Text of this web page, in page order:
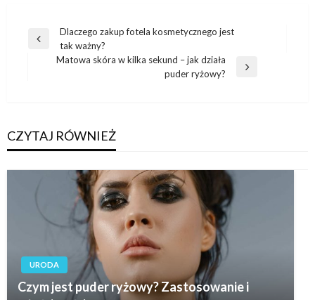
Nawigacja
wpisu
Poprzedni
Dlaczego zakup fotela kosmetycznego jest
tak ważny?
Matowa skóra w kilka sekund – jak działa
puder ryżowy?
CZYTAJ RÓWNIEŻ
URODA
Czym jest puder ryżowy? Zastosowanie i